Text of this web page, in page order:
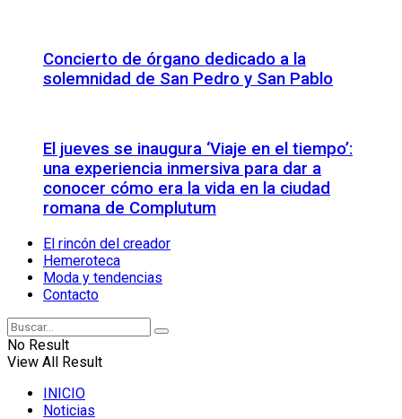
Concierto de órgano dedicado a la
solemnidad de San Pedro y San Pablo
El jueves se inaugura ‘Viaje en el tiempo’:
una experiencia inmersiva para dar a
conocer cómo era la vida en la ciudad
romana de Complutum
El rincón del creador
Hemeroteca
Moda y tendencias
Contacto
No Result
View All Result
INICIO
Noticias